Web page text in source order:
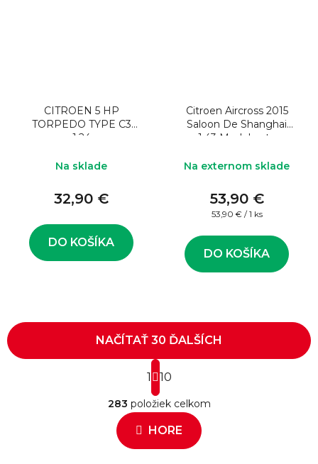
CITROEN 5 HP
TORPEDO TYPE C3
1:24
Na sklade
32,90 €
DO KOŠÍKA
Citroen Aircross 2015
Saloon De Shanghai
1:43 Model auta
Na externom sklade
53,90 €
Jednotková
53,90 € / 1 ks
DO KOŠÍKA
O
v
l
á
d
NAČÍTAŤ 30 ĎALŠÍCH
S
t
r
á
k
o
1 10
283 položiek celkom
HORE